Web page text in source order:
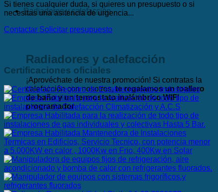
Radiadores y calefacción
Radiadores y calefacción
¡Aprovéchate de nuestra promoción! Si contratas la
calefacción con nosotros,te regalamos un toallero
de baño y un termostato inalámbrico WIFI
programador.
Si tienes cualquier duda, si quieres un presupuesto o si
necesitas una asitencia de urgencia...
Contactar Solicitar presupuesto
Certificaciones oficiales